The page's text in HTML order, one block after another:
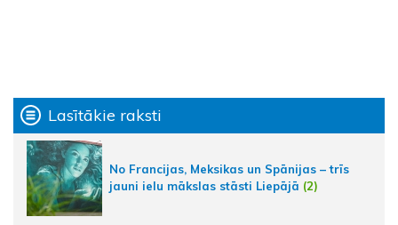
Lasītākie raksti
No Francijas, Meksikas un Spānijas – trīs
jauni ielu mākslas stāsti Liepājā (2)